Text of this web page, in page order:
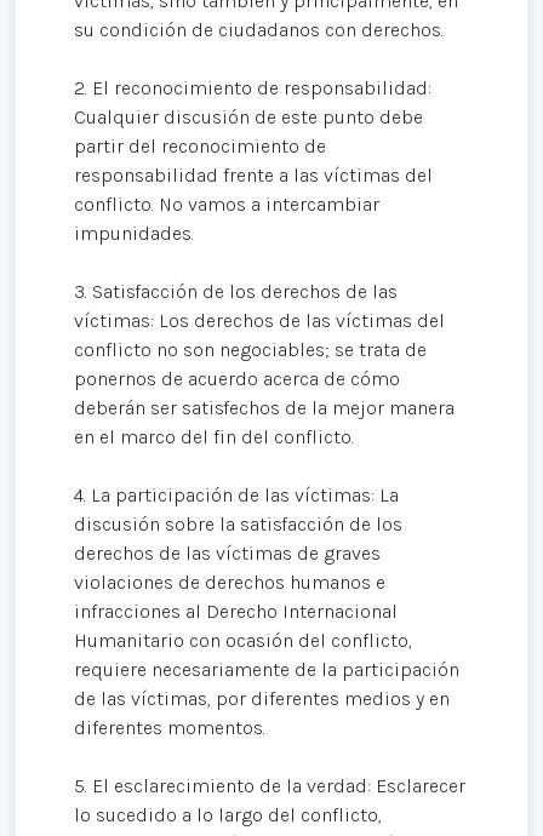
su condición de ciudadanos con derechos.
2. El reconocimiento de responsabilidad:
Cualquier discusión de este punto debe
partir del reconocimiento de
responsabilidad frente a las víctimas del
conflicto. No vamos a intercambiar
impunidades.
3. Satisfacción de los derechos de las
víctimas: Los derechos de las víctimas del
conflicto no son negociables; se trata de
ponernos de acuerdo acerca de cómo
deberán ser satisfechos de la mejor manera
en el marco del fin del conflicto.
4. La participación de las víctimas: La
discusión sobre la satisfacción de los
derechos de las víctimas de graves
violaciones de derechos humanos e
infracciones al Derecho Internacional
Humanitario con ocasión del conflicto,
requiere necesariamente de la participación
de las víctimas, por diferentes medios y en
diferentes momentos.
5. El esclarecimiento de la verdad: Esclarecer
lo sucedido a lo largo del conflicto,